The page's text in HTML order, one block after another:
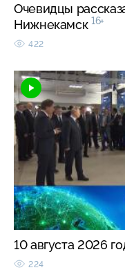
Очевидцы
Нижнекамск 16+
422
10 августа 2026
224